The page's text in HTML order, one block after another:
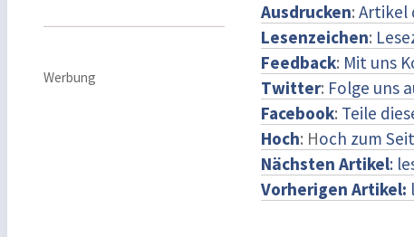
Werbung
Ausdrucken: Artikel
Lesenzeichen:
Feedback: Mit uns
Twitter: Folge uns
Facebook: Teile
Hoch: Hoch zum
Nächsten Artikel:
Vorherigen Artikel: